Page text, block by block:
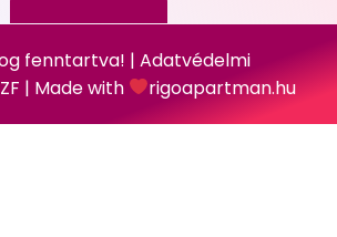
fenntartva! | Adatvédelmi
| Made with rigoapartman.hu